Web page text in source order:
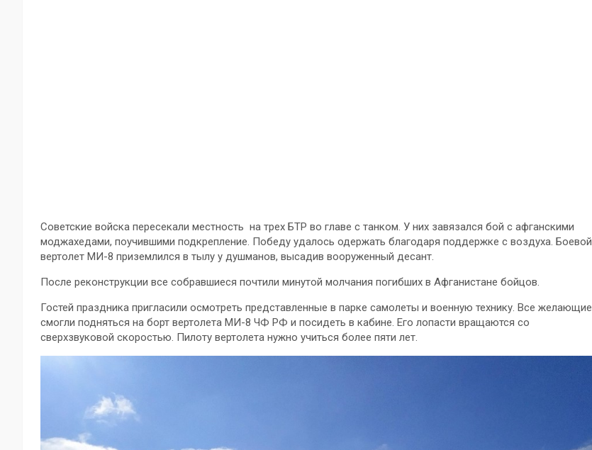
Советские войска пересекали местность на трех БТР во главе с танком. У них завязался бой с афганскими
моджахедами, поучившими подкрепление. Победу удалось одержать благодаря поддержке с воздуха. Боевой
вертолет МИ-8 приземлился в тылу у душманов, высадив вооруженный десант.
После реконструкции все собравшиеся почтили минутой молчания погибших в Афганистане бойцов.
Гостей праздника пригласили осмотреть представленные в парке самолеты и военную технику. Все желающие
смогли подняться на борт вертолета МИ-8 ЧФ РФ и посидеть в кабине. Его лопасти вращаются со
сверхзвуковой скоростью. Пилоту вертолета нужно учиться более пяти лет.